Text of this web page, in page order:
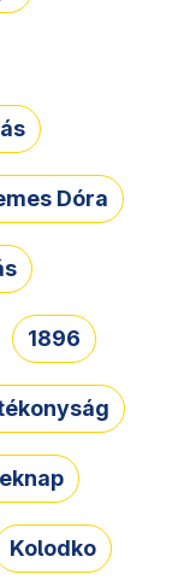
Dóra
1896
Kolodko